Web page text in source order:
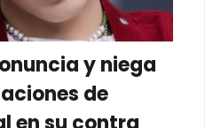
y niega
de